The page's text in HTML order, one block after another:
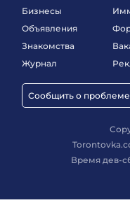
Бизнесы
Объявления
Знакомства
Журнал
Сообщить о проблеме
Время дев-